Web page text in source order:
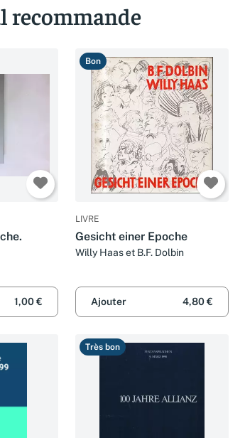
recommande
1,00 €
Bon
LIVRE
Gesicht einer Epoche
Willy Haas et B.F. Dolbin
Ajouter 4,80 €
Très bon